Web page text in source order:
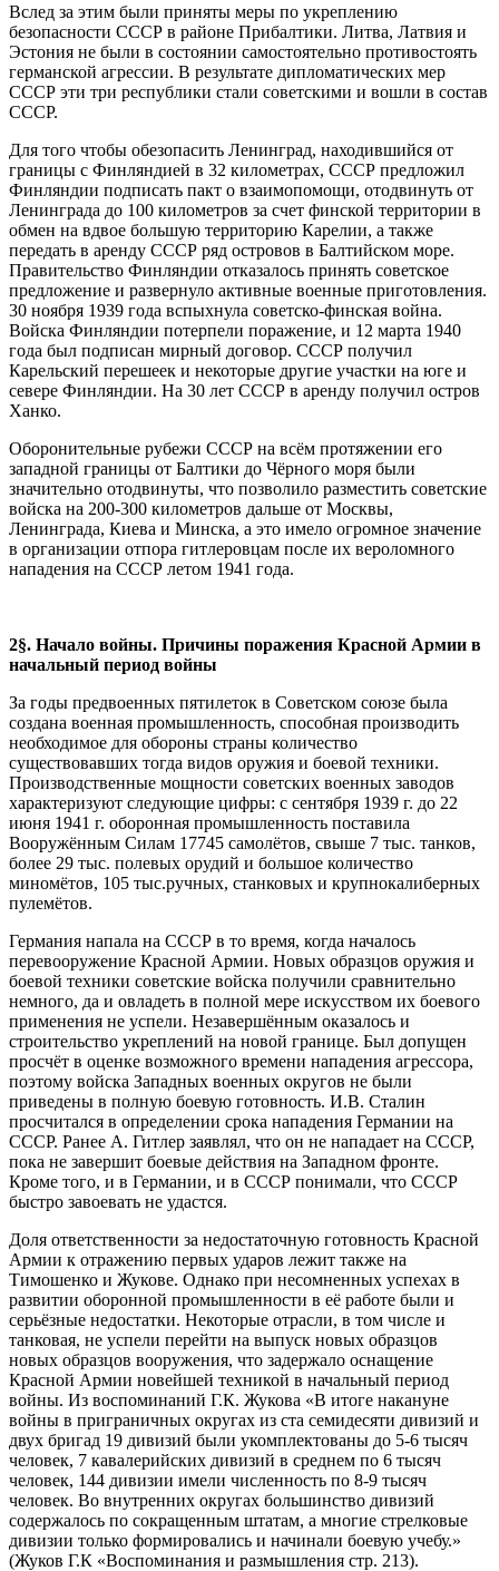
Вслед за этим были приняты меры по укреплению
безопасности СССР в районе Прибалтики. Литва, Латвия и
Эстония не были в состоянии самостоятельно противостоять
германской агрессии. В результате дипломатических мер
СССР эти три республики стали советскими и вошли в состав
СССР.
Для того чтобы обезопасить Ленинград, находившийся от
границы с Финляндией в 32 километрах, СССР предложил
Финляндии подписать пакт о взаимопомощи, отодвинуть от
Ленинграда до 100 километров за счет финской территории в
обмен на вдвое большую территорию Карелии, а также
передать в аренду СССР ряд островов в Балтийском море.
Правительство Финляндии отказалось принять советское
предложение и развернуло активные военные приготовления.
30 ноября 1939 года вспыхнула советско-финская война.
Войска Финляндии потерпели поражение, и 12 марта 1940
года был подписан мирный договор. СССР получил
Карельский перешеек и некоторые другие участки на юге и
севере Финляндии. На 30 лет СССР в аренду получил остров
Ханко.
Оборонительные рубежи СССР на всём протяжении его
западной границы от Балтики до Чёрного моря были
значительно отодвинуты, что позволило разместить советские
войска на 200-300 километров дальше от Москвы,
Ленинграда, Киева и Минска, а это имело огромное значение
в организации отпора гитлеровцам после их вероломного
нападения на СССР летом 1941 года.
2§. Начало войны. Причины поражения Красной Армии в
начальный период войны
За годы предвоенных пятилеток в Советском союзе была
создана военная промышленность, способная производить
необходимое для обороны страны количество
существовавших тогда видов оружия и боевой техники.
Производственные мощности советских военных заводов
характеризуют следующие цифры: с сентября 1939 г. до 22
июня 1941 г. оборонная промышленность поставила
Вооружённым Силам 17745 самолётов, свыше 7 тыс. танков,
более 29 тыс. полевых орудий и большое количество
миномётов, 105 тыс.ручных, станковых и крупнокалиберных
пулемётов.
Германия напала на СССР в то время, когда началось
перевооружение Красной Армии. Новых образцов оружия и
боевой техники советские войска получили сравнительно
немного, да и овладеть в полной мере искусством их боевого
применения не успели. Незавершённым оказалось и
строительство укреплений на новой границе. Был допущен
просчёт в оценке возможного времени нападения агрессора,
поэтому войска Западных военных округов не были
приведены в полную боевую готовность. И.В. Сталин
просчитался в определении срока нападения Германии на
СССР. Ранее А. Гитлер заявлял, что он не нападает на СССР,
пока не завершит боевые действия на Западном фронте.
Кроме того, и в Германии, и в СССР понимали, что СССР
быстро завоевать не удастся.
Доля ответственности за недостаточную готовность Красной
Армии к отражению первых ударов лежит также на
Тимошенко и Жукове. Однако при несомненных успехах в
развитии оборонной промышленности в её работе были и
серьёзные недостатки. Некоторые отрасли, в том числе и
танковая, не успели перейти на выпуск новых образцов
новых образцов вооружения, что задержало оснащение
Красной Армии новейшей техникой в начальный период
войны. Из воспоминаний Г.К. Жукова «В итоге накануне
войны в приграничных округах из ста семидесяти дивизий и
двух бригад 19 дивизий были укомплектованы до 5-6 тысяч
человек, 7 кавалерийских дивизий в среднем по 6 тысяч
человек, 144 дивизии имели численность по 8-9 тысяч
человек. Во внутренних округах большинство дивизий
содержалось по сокращенным штатам, а многие стрелковые
дивизии только формировались и начинали боевую учебу.»
(Жуков Г.К «Воспоминания и размышления стр. 213).